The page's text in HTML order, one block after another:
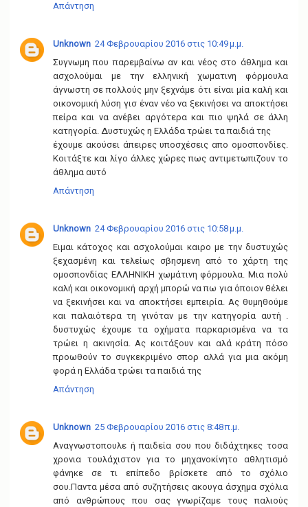
Απάντηση
Unknown 24 Φεβρουαρίου 2016 στις 10:49 μ.μ.
Συγνωμη που παρεμβαίνω αν και νέος στο άθλημα και
ασχολούμαι με την ελληνική χωματινη φόρμουλα
άγνωστη σε πολλούς μην ξεχνάμε ότι είναι μία καλή και
οικονομική λύση γισ έναν νέο να ξεκινήσει να αποκτήσει
πείρα και να ανέβει αργότερα και πιο ψηλά σε άλλη
κατηγορία. Δυστυχώς η Ελλάδα τρώει τα παιδιά της
έχουμε ακούσει άπειρες υποσχέσεις απο ομοσπονδίες.
Κοιτάξτε και λίγο άλλες χώρες πως αντιμετωπιζουν το
άθλημα αυτό
Απάντηση
Unknown 24 Φεβρουαρίου 2016 στις 10:58 μ.μ.
Ειμαι κάτοχος και ασχολούμαι καιρο με την δυστυχώς
ξεχασμένη και τελείως σβησμενη από το χάρτη της
ομοσπονδίας ΕΛΛΗΝΙΚΗ χωμάτινη φόρμουλα. Μια πολύ
καλή και οικονομική αρχή μπορώ να πω για όποιον θέλει
να ξεκινήσει και να αποκτήσει εμπειρία. Ας θυμηθούμε
και παλαιότερα τη γινόταν με την κατηγορία αυτή .
δυστυχώς έχουμε τα οχήματα παρκαρισμένα να τα
τρώει η ακινησία. Ας κοιτάξουν και αλά κράτη πόσο
προωθούν το συγκεκριμένο σπορ αλλά για μια ακόμη
φορά η Ελλάδα τρώει τα παιδιά της
Απάντηση
Unknown 25 Φεβρουαρίου 2016 στις 8:48 π.μ.
Αναγνωστοπουλε ή παιδεία σου που διδάχτηκες τοσα
χρονια τουλάχιστον για το μηχανοκίνητο αθλητισμό
φάνηκε σε τι επίπεδο βρίσκετε από το σχόλιο
σου.Παντα μέσα από συζητήσεις ακουγα άσχημα σχόλια
από ανθρώπους που σας γνωρίζαμε τους παλιούς